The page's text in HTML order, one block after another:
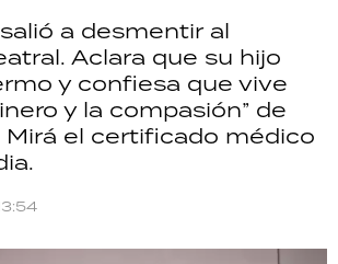
a desmentir al
Aclara que su hijo
y confiesa que vive
y la compasión” de
Mirá el certificado médico